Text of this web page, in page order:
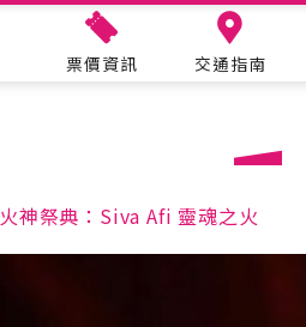
票價資訊 交通指南
火神祭典：Siva Afi 靈魂之火